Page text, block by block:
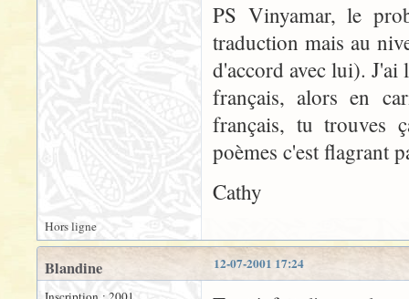
PS Vinyamar, le
traduction mais au
d'accord avec lui). J'ai
français, alors en
français, tu trouves
poèmes c'est flagrant
Cathy
Hors ligne
12-07-2001 17:24
Blandine